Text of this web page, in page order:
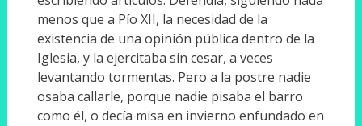
menos que a Pío XII, la necesidad de la
existencia de una opinión pública dentro de la
Iglesia, y la ejercitaba sin cesar, a veces
levantando tormentas. Pero a la postre nadie
osaba callarle, porque nadie pisaba el barro
como él, o decía misa en invierno enfundado en